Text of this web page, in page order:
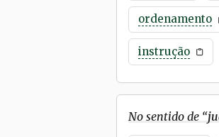
ordenamento
instrução
No sentido de “